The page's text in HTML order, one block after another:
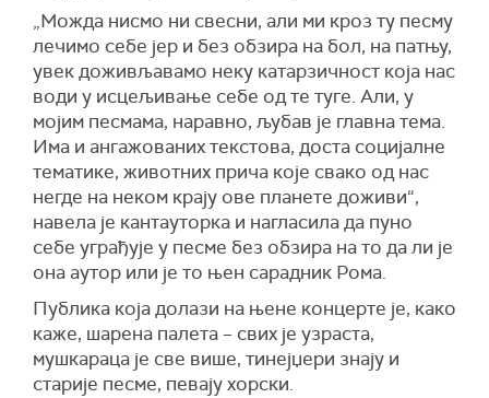
„Можда нисмо ни свесни, али ми кроз ту песму
лечимо себе јер и без обзира на бол, на патњу,
увек доживљавамо неку катарзичност која нас
води у исцељивање себе од те туге. Али, у
мојим песмама, наравно, љубав је главна тема.
Има и ангажованих текстова, доста социјалне
тематике, животних прича које свако од нас
негде на неком крају ове планете доживи“,
навела је кантауторка и нагласила да пуно
себе уграђује у песме без обзира на то да ли је
она аутор или је то њен сарадник Рома.
Публика која долази на њене концерте је, како
каже, шарена палета – свих је узраста,
мушкараца је све више, тинејџери знају и
старије песме, певају хорски.